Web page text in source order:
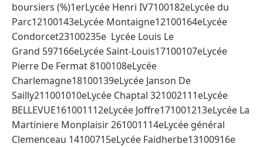
boursiers (%)1erLycée Henri IV7100182eLycée du
Parc12100143eLycée Montaigne12100164eLycée
Condorcet23100235e Lycée Louis Le
Grand 597166eLycée Saint-Louis17100107eLycée
Pierre De Fermat 8100108eLycée
Charlemagne18100139eLycée Janson De
Sailly211001010eLycée Chaptal 321002111eLycée
BELLEVUE161001112eLycée Joffre171001213eLycée La
Martiniere Monplaisir 261001114eLycée général
Clemenceau 14100715eLycée Faidherbe13100916e